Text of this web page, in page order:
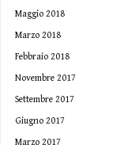
Maggio 2018
Marzo 2018
Febbraio 2018
Novembre 2017
Settembre 2017
Giugno 2017
Marzo 2017